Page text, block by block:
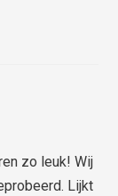
zo leuk! Wij
Lijkt